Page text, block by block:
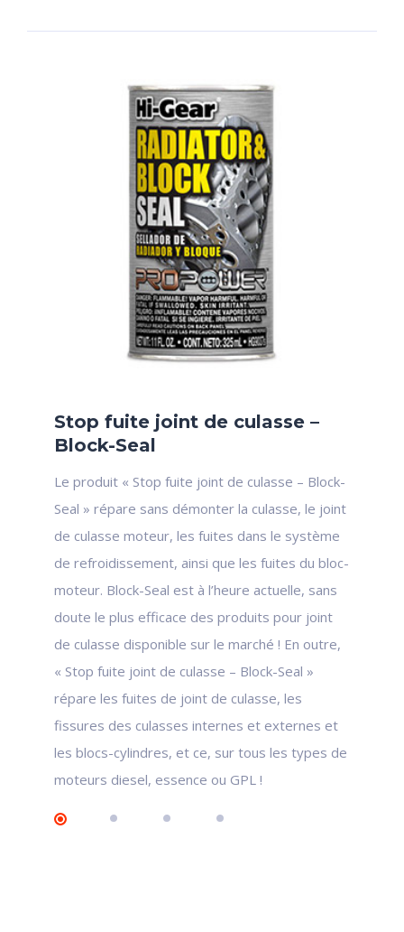
Stop fuite joint de culasse –
Block-Seal
Le produit « Stop fuite joint de culasse – Block-
Seal » répare sans démonter la culasse, le joint
de culasse moteur, les fuites dans le système
de refroidissement, ainsi que les fuites du bloc-
moteur. Block-Seal est à l’heure actuelle, sans
doute le plus efficace des produits pour joint
de culasse disponible sur le marché ! En outre,
« Stop fuite joint de culasse – Block-Seal »
répare les fuites de joint de culasse, les
fissures des culasses internes et externes et
les blocs-cylindres, et ce, sur tous les types de
moteurs diesel, essence ou GPL !